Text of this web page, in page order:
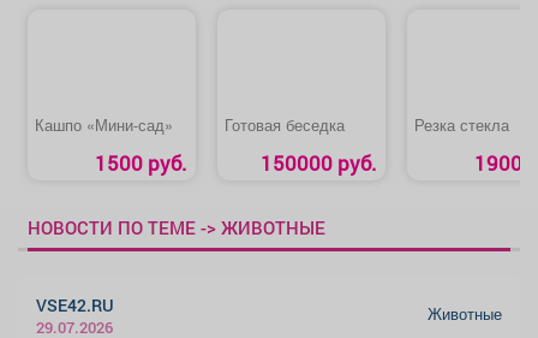
Кашпо «Мини-сад»
1500 руб.
Готовая беседка
150000 руб.
Резка стекла
1900
НОВОСТИ ПО ТЕМЕ -> ЖИВОТНЫЕ
VSE42.RU
29.07.2026
Животные